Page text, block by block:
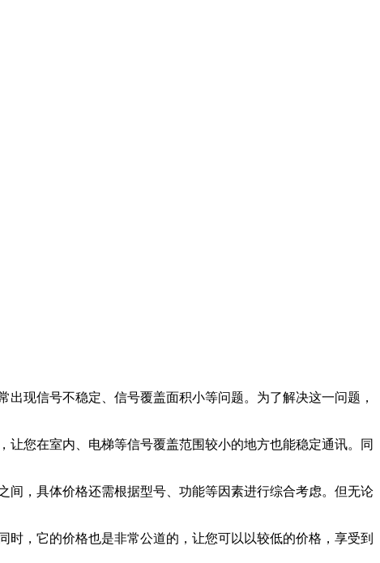
现信号不稳定、信号覆盖面积小等问题。为了解决这一问题，
您在室内、电梯等信号覆盖范围较小的地方也能稳定通讯。同
间，具体价格还需根据型号、功能等因素进行综合考虑。但无论
，它的价格也是非常公道的，让您可以以较低的价格，享受到